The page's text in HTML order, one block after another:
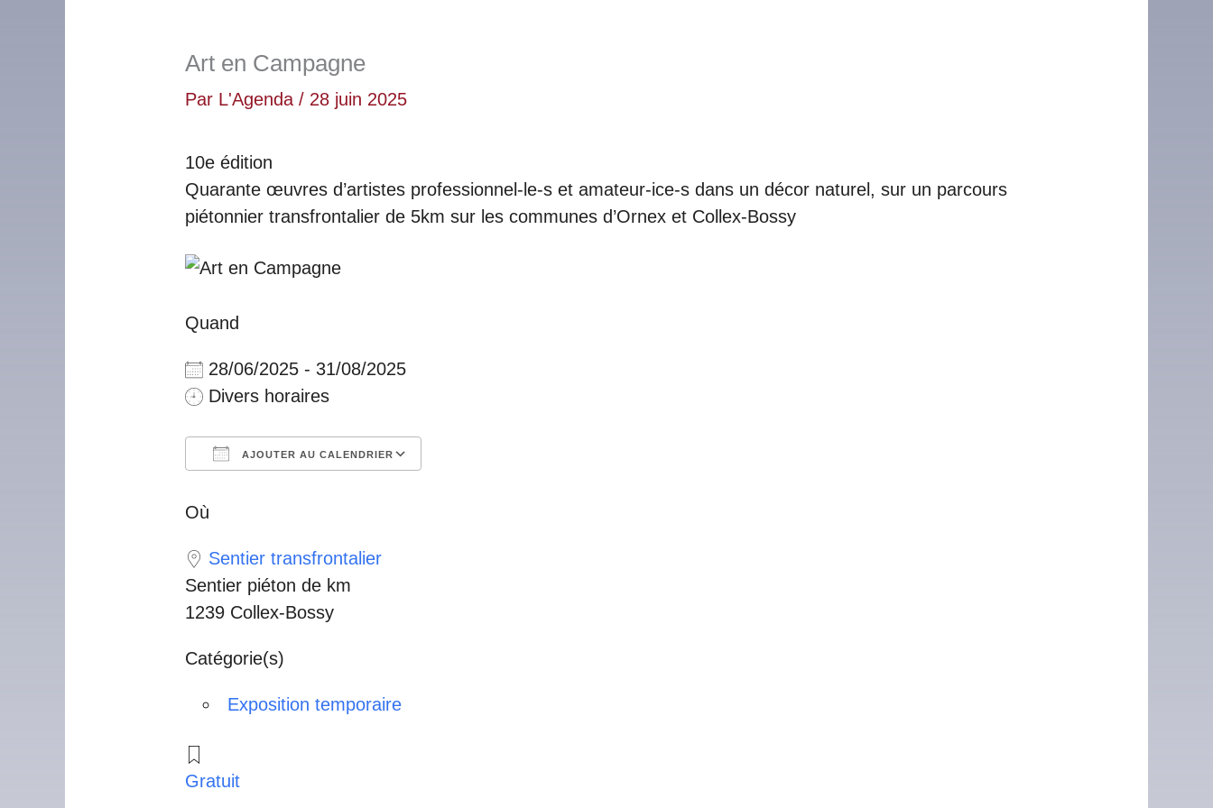
Art en Campagne
Par L'Agenda/ 28 juin 2025
10e édition
Quarante œuvres d’artistes professionnel-le-s et amateur-ice-s dans un décor naturel, sur un parcours
piétonnier transfrontalier de 5km sur les communes d’Ornex et Collex-Bossy
Quand
28/06/2025 - 31/08/2025
Divers horaires
AJOUTER AU CALENDRIER
Où
Sentier transfrontalier
Sentier piéton de km
1239 Collex-Bossy
Catégorie(s)
Exposition temporaire
Gratuit